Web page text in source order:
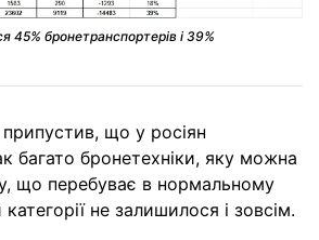
45% бронетранспортерів і 39%
що у росіян
багато бронетехніки, яку можна
що перебуває в нормальному
категорії не залишилося і зовсім.